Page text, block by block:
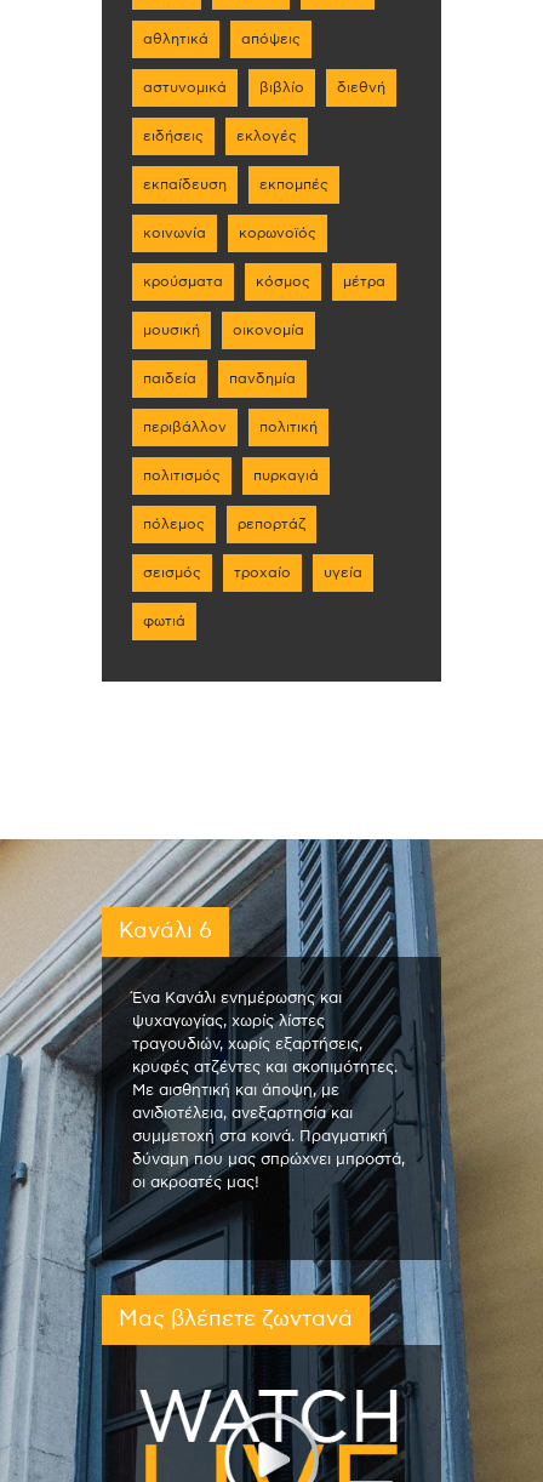
αθλητικά απόψεις
αστυνομικά βιβλίο διεθνή
ειδήσεις εκλογές
εκπαίδευση εκπομπές
κοινωνία κορωνοϊός
κρούσματα κόσμος μέτρα
μουσική οικονομία
παιδεία πανδημία
περιβάλλον πολιτική
πολιτισμός πυρκαγιά
πόλεμος ρεπορτάζ
σεισμός τροχαίο υγεία
φωτιά
Κανάλι 6
Ένα Κανάλι ενημέρωσης και
ψυχαγωγίας, χωρίς λίστες
τραγουδιών, χωρίς εξαρτήσεις,
κρυφές ατζέντες και σκοπιμότητες.
Με αισθητική και άποψη, με
ανιδιοτέλεια, ανεξαρτησία και
συμμετοχή στα κοινά. Πραγματική
δύναμη που μας σπρώχνει μπροστά,
οι ακροατές μας!
Μας βλέπετε ζωντανά